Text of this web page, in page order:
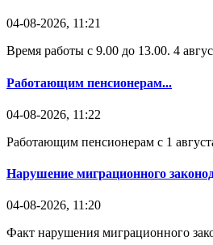
04-08-2026, 11:21
Время работы с 9.00 до 13.00. 4
Работающим пенсионерам...
04-08-2026, 11:22
Работающим пенсионерам с 1
Нарушение миграционного
04-08-2026, 11:20
Факт нарушения миграционного